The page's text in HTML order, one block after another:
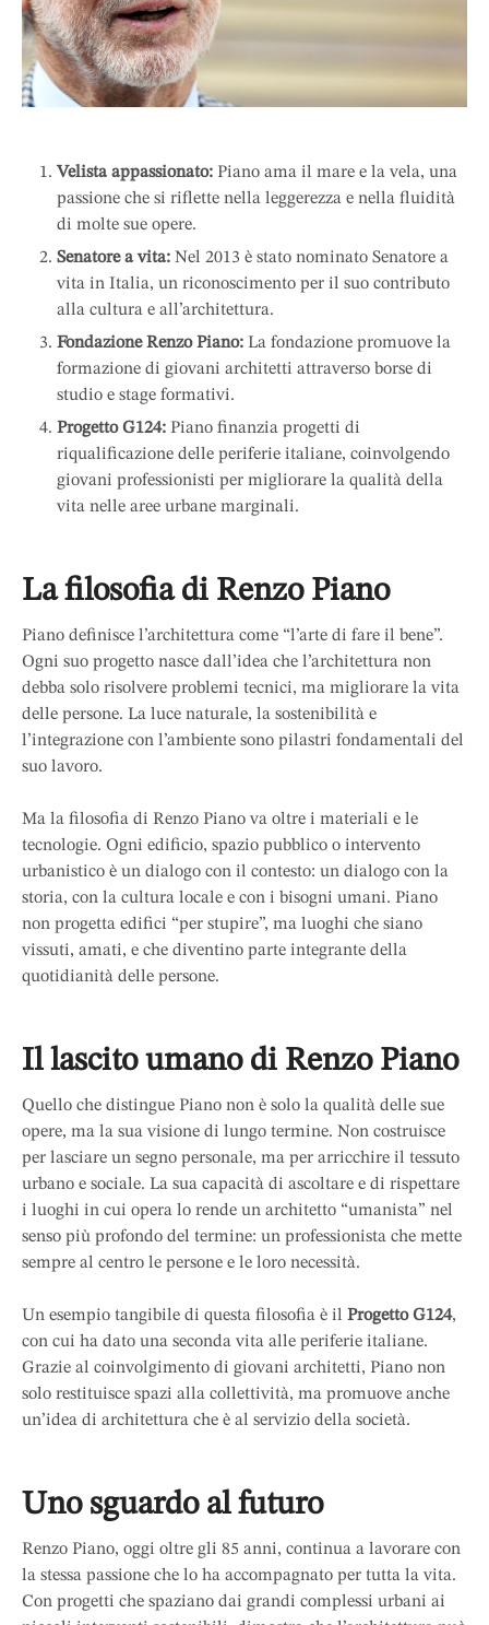
Velista appassionato: Piano ama il mare e la vela, una
passione che si riflette nella leggerezza e nella fluidità
di molte sue opere.
Senatore a vita: Nel 2013 è stato nominato Senatore a
vita in Italia, un riconoscimento per il suo contributo
alla cultura e all’architettura.
Fondazione Renzo Piano: La fondazione promuove la
formazione di giovani architetti attraverso borse di
studio e stage formativi.
Progetto G124: Piano finanzia progetti di
riqualificazione delle periferie italiane, coinvolgendo
giovani professionisti per migliorare la qualità della
vita nelle aree urbane marginali.
La filosofia di Renzo Piano
Piano definisce l’architettura come “l’arte di fare il bene”.
Ogni suo progetto nasce dall’idea che l’architettura non
debba solo risolvere problemi tecnici, ma migliorare la vita
delle persone. La luce naturale, la sostenibilità e
l’integrazione con l’ambiente sono pilastri fondamentali del
suo lavoro.
Ma la filosofia di Renzo Piano va oltre i materiali e le
tecnologie. Ogni edificio, spazio pubblico o intervento
urbanistico è un dialogo con il contesto: un dialogo con la
storia, con la cultura locale e con i bisogni umani. Piano
non progetta edifici “per stupire”, ma luoghi che siano
vissuti, amati, e che diventino parte integrante della
quotidianità delle persone.
Il lascito umano di Renzo Piano
Quello che distingue Piano non è solo la qualità delle sue
opere, ma la sua visione di lungo termine. Non costruisce
per lasciare un segno personale, ma per arricchire il tessuto
urbano e sociale. La sua capacità di ascoltare e di rispettare
i luoghi in cui opera lo rende un architetto “umanista” nel
senso più profondo del termine: un professionista che mette
sempre al centro le persone e le loro necessità.
Un esempio tangibile di questa filosofia è il Progetto G124,
con cui ha dato una seconda vita alle periferie italiane.
Grazie al coinvolgimento di giovani architetti, Piano non
solo restituisce spazi alla collettività, ma promuove anche
un’idea di architettura che è al servizio della società.
Uno sguardo al futuro
Renzo Piano, oggi oltre gli 85 anni, continua a lavorare con
la stessa passione che lo ha accompagnato per tutta la vita.
Con progetti che spaziano dai grandi complessi urbani ai